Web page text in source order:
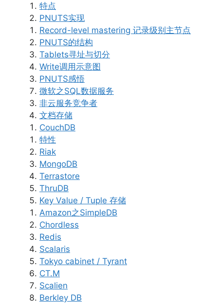
特点
PNUTS实现
Record-level mastering 记录级别主节点
PNUTS的结构
Tablets寻址与切分
Write调用示意图
PNUTS感悟
微软之SQL数据服务
非云服务竞争者
文档存储
CouchDB
特性
Riak
MongoDB
Terrastore
ThruDB
Key Value / Tuple 存储
Amazon之SimpleDB
Chordless
Redis
Scalaris
Tokyo cabinet / Tyrant
CT.M
Scalien
Berkley DB